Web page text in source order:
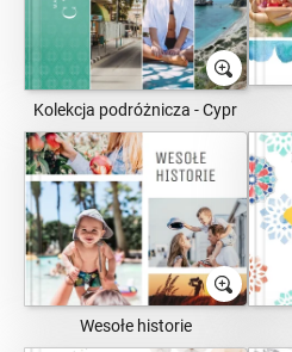
Kolekcja podróżnicza - Cypr
Wesołe historie